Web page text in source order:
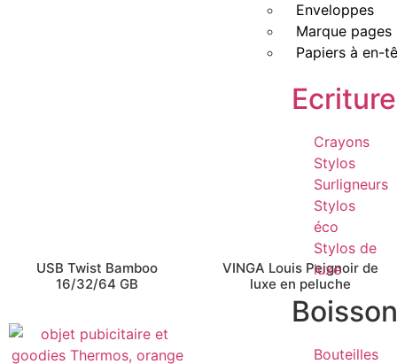
Enveloppes
Marque pages
Papiers à en-
Ecriture
Crayons
Stylos
Surligneurs
Stylos
éco
Stylos de
luxe
Bouteilles
USB Twist Bamboo
16/32/64 GB
VINGA Louis Peignoir de
luxe en peluche